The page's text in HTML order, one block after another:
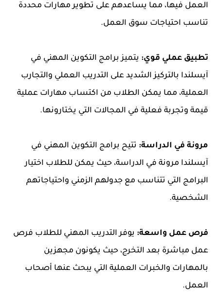
العمل فيها، مما يساعدهم على تطوير مهارات محددة
تناسب احتياجات سوق العمل.
تطبيق عملي قوي: يتميز برامج التكوين المهني في
آيسلندا بالتركيز الشديد على التدريب العملي والتجارب
العملية، مما يمكن الطلاب من اكتساب مهارات عملية
قيمة وتجربة فعلية في المجالات التي يختارونها.
مرونة في الدراسة: تتيح برامج التكوين المهني في
آيسلندا مرونة في الدراسة، حيث يمكن للطلاب اختيار
البرامج التي تتناسب مع جدولهم الزمني واحتياجاتهم
الشخصية.
فرص عمل واسعة: يوفر التدريب المهني للطلاب فرص
عمل مباشرة بعد التخرج، حيث يكونون مجهزين
بالمهارات والخبرات العملية التي يبحث عنها أصحاب
العمل.